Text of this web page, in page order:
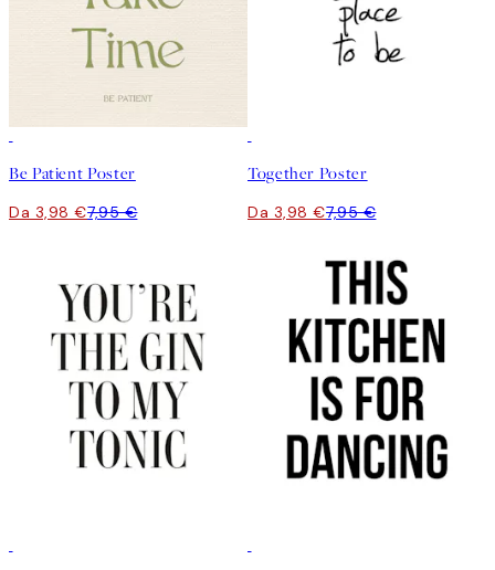
Be Patient Poster
Da 3,98 €7,95 €
Together Poster
Da 3,98 €7,95 €